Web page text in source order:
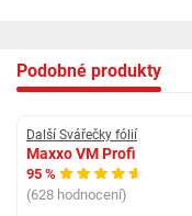
Podobné produkty
Další Svářečky fólií
Maxxo VM Profi
95 %
(628 hodnocení)